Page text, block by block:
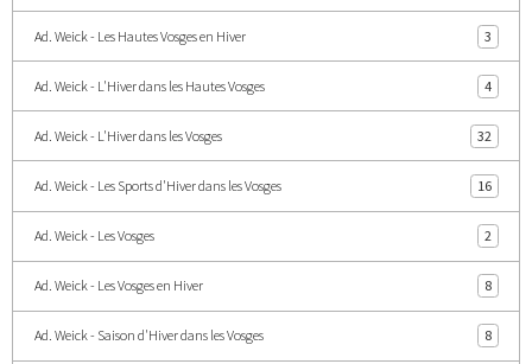
Ad. Weick - Les Hautes Vosges en Hiver 3
Ad. Weick - L'Hiver dans les Hautes Vosges 4
Ad. Weick - L'Hiver dans les Vosges 32
Ad. Weick - Les Sports d'Hiver dans les Vosges 16
Ad. Weick - Les Vosges 2
Ad. Weick - Les Vosges en Hiver 8
Ad. Weick - Saison d'Hiver dans les Vosges 8